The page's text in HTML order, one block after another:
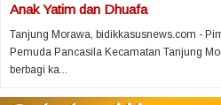
Anak Yatim dan Dhuafa
Tanjung Morawa, bidikkasusnews.com -
Pemuda Pancasila Kecamatan Tanjung
berbagi ka...